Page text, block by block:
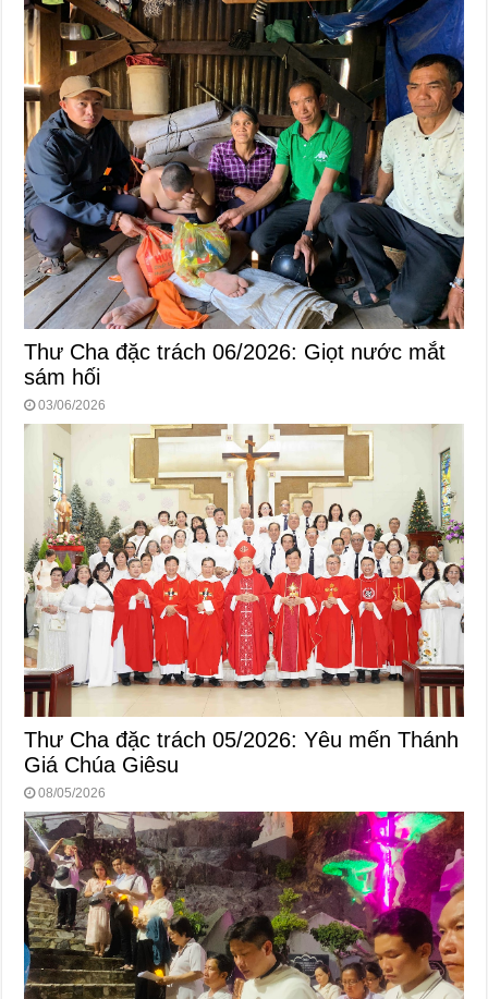
Thư Cha đặc trách 06/2026: Giọt nước mắt
sám hối
03/06/2026
Thư Cha đặc trách 05/2026: Yêu mến Thánh
Giá Chúa Giêsu
08/05/2026